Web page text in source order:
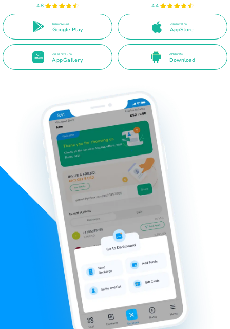
4.8
Disponível no
Google Play
4.4
Disponível na
AppStore
Disponível na
AppGallery
APK Direto
Download